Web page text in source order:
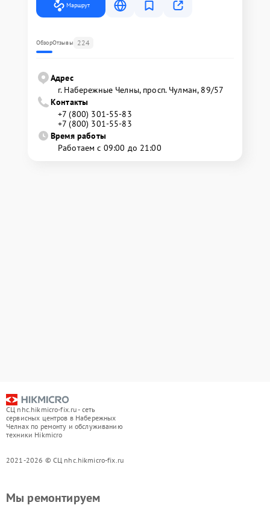
Маршрут
ОбзорОтзывы 224
Адрес
г. Набережные Челны, просп. Чулман, 89/57
Контакты
+7 (800) 301-55-83
+7 (800) 301-55-83
Время работы
Работаем с 09:00 до 21:00
СЦ nhc.hikmicro-fix.ru - сеть
сервисных центров в Набережных
Челнах по ремонту и обслуживанию
техники Hikmicro
2021-2026 © СЦ nhc.hikmicro-fix.ru
Мы ремонтируем